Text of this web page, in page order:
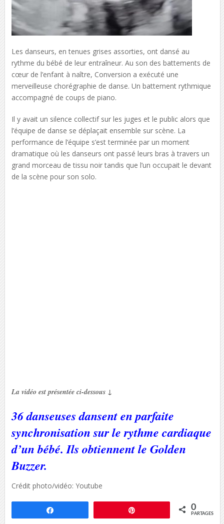
Les danseurs, en tenues grises assorties, ont dansé au
rythme du bébé de leur entraîneur. Au son des battements de
cœur de l’enfant à naître, Conversion a exécuté une
merveilleuse chorégraphie de danse. Un battement rythmique
accompagné de coups de piano.
Il y avait un silence collectif sur les juges et le public alors que
l’équipe de danse se déplaçait ensemble sur scène. La
performance de l’équipe s’est terminée par un moment
dramatique où les danseurs ont passé leurs bras à travers un
grand morceau de tissu noir tandis que l’un occupait le devant
de la scène pour son solo.
La vidéo est présentée ci-dessous ↓
36 danseuses dansent en parfaite
synchronisation sur le rythme cardiaque
d’un bébé. Ils obtiennent le Golden
Buzzer.
Crédit photo/vidéo: Youtube
0
PARTAGES